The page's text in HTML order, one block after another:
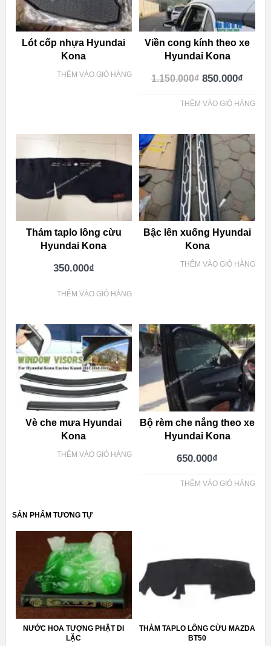
Lót cốp nhựa Hyundai
Kona
THÊM VÀO GIỎ HÀNG
Viền cong kính theo xe
Hyundai Kona
1.150.000₫ 850.000₫
THÊM VÀO GIỎ HÀNG
Thảm taplo lông cừu
Hyundai Kona
350.000₫
THÊM VÀO GIỎ HÀNG
Bậc lên xuống Hyundai
Kona
THÊM VÀO GIỎ HÀNG
Vè che mưa Hyundai
Kona
THÊM VÀO GIỎ HÀNG
Bộ rèm che nắng theo xe
Hyundai Kona
650.000₫
THÊM VÀO GIỎ HÀNG
SẢN PHẨM TƯƠNG TỰ
NƯỚC HOA TƯỢNG PHẬT DI
LẶC
THẢM TAPLO LÔNG CỪU MAZDA
BT50